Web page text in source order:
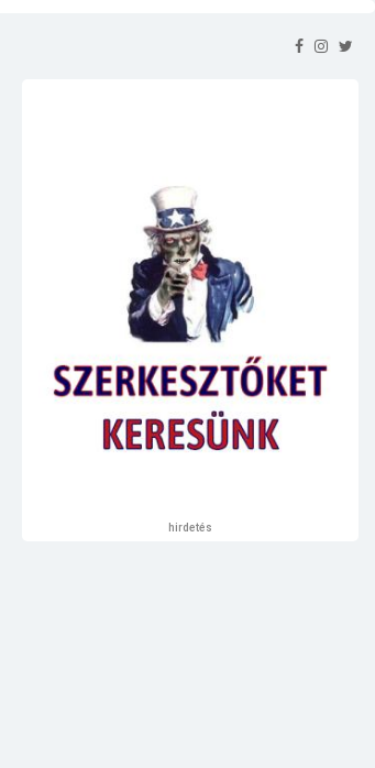
hirdetés